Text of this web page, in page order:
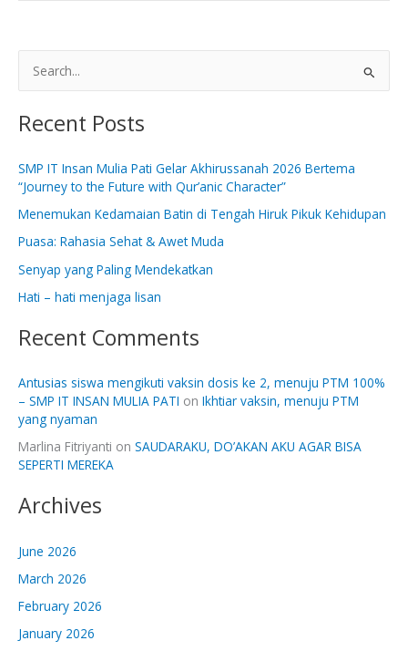
a
c
h
f
o
r
:
Recent Posts
SMP IT Insan Mulia Pati Gelar Akhirussanah 2026 Bertema
“Journey to the Future with Qur’anic Character”
Menemukan Kedamaian Batin di Tengah Hiruk Pikuk Kehidupan
Puasa: Rahasia Sehat & Awet Muda
Senyap yang Paling Mendekatkan
Hati – hati menjaga lisan
Recent Comments
Antusias siswa mengikuti vaksin dosis ke 2, menuju PTM 100%
– SMP IT INSAN MULIA PATI on Ikhtiar vaksin, menuju PTM
yang nyaman
Marlina Fitriyanti on SAUDARAKU, DO’AKAN AKU AGAR BISA
SEPERTI MEREKA
Archives
June 2026
March 2026
February 2026
January 2026